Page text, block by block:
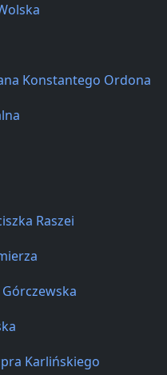
Konstantego Ordona
Raszei
Karlińskiego